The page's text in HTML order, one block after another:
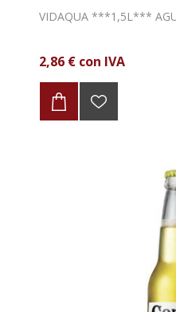
VIDAQUA ***1,5L***
2,86 € con IVA